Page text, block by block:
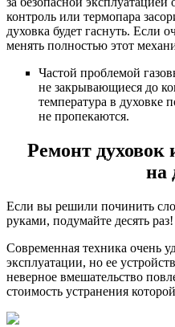
контроль или термопара
духовка будет гаснуть. Если
менять полностью этот
Частой проблемой
не закрывающиеся до
температура в духовке
не пропекаются.
Ремонт
на
Если вы решили починить
руками, подумайте десять раз!
Современная техника очень
эксплуатации, но ее
неверное вмешательство
стоимость устранения